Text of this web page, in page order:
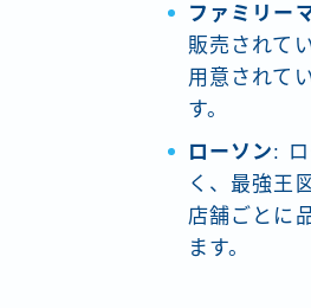
ファミリー
販売されて
用意されて
す。
ローソン:
く、最強王
店舗ごとに
ます。